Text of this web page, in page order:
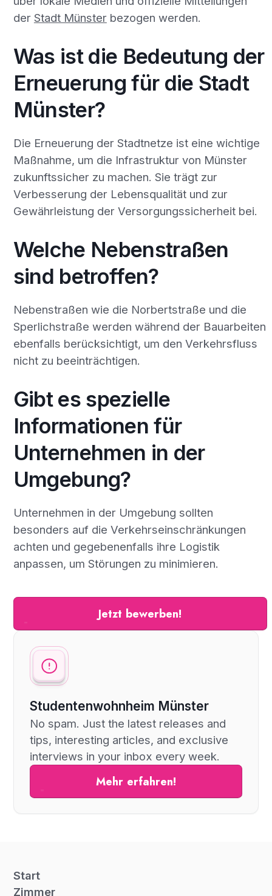
der Stadt Münsterbezogen werden.
Was ist die Bedeutung der
Erneuerung für die Stadt
Münster?
Die Erneuerung der Stadtnetze ist eine wichtige
Maßnahme, um die Infrastruktur von Münster
zukunftssicher zu machen. Sie trägt zur
Verbesserung der Lebensqualität und zur
Gewährleistung der Versorgungssicherheit bei.
Welche Nebenstraßen
sind betroffen?
Nebenstraßen wie die Norbertstraße und die
Sperlichstraße werden während der Bauarbeiten
ebenfalls berücksichtigt, um den Verkehrsfluss
nicht zu beeinträchtigen.
Gibt es spezielle
Informationen für
Unternehmen in der
Umgebung?
Unternehmen in der Umgebung sollten
besonders auf die Verkehrseinschränkungen
achten und gegebenenfalls ihre Logistik
anpassen, um Störungen zu minimieren.
Jetzt bewerben!
Studentenwohnheim Münster
No spam. Just the latest releases and
tips, interesting articles, and exclusive
interviews in your inbox every week.
Mehr erfahren!
Start
Zimmer